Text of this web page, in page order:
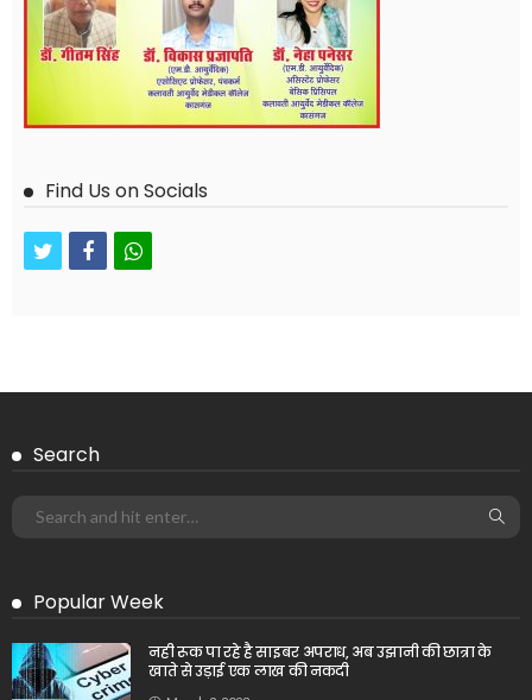
Find Us on Socials
twitterfacebookwhatsapp
Search
Popular Week
नही रूक पा रहे है साइबर अपराध, अब उझानी की छात्रा के
खाते से उड़ाई एक लाख की नकदी